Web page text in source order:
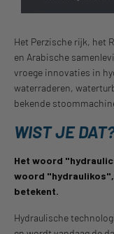
Het Perzische rijk, het
en Arabische
vroege innovaties in
waterraderen,
bekende
WIST JE
Het woord
woord
betekent.
Hydraulische